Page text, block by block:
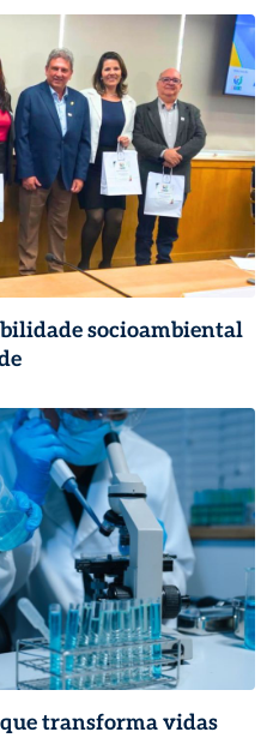
socioambiental
transforma vidas